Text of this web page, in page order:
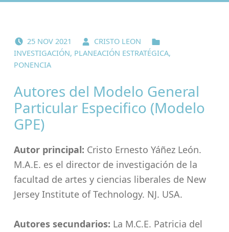
25 NOV 2021 CRISTO LEON
INVESTIGACIÓN, PLANEACIÓN ESTRATÉGICA,
PONENCIA
Autores del Modelo General
Particular Especifico (Modelo
GPE)
Autor principal: Cristo Ernesto Yáñez León.
M.A.E. es el director de investigación de la
facultad de artes y ciencias liberales de New
Jersey Institute of Technology. NJ. USA.
Autores secundarios: La M.C.E. Patricia del